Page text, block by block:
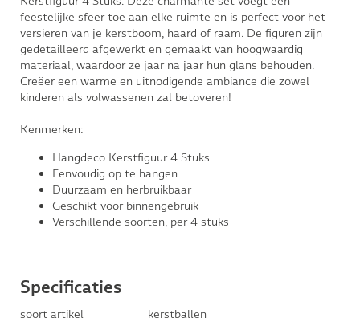
feestelijke sfeer toe aan elke ruimte en is perfect voor het
versieren van je kerstboom, haard of raam. De figuren zijn
gedetailleerd afgewerkt en gemaakt van hoogwaardig
materiaal, waardoor ze jaar na jaar hun glans behouden.
Creëer een warme en uitnodigende ambiance die zowel
kinderen als volwassenen zal betoveren!
Kenmerken:
Hangdeco Kerstfiguur 4 Stuks
Eenvoudig op te hangen
Duurzaam en herbruikbaar
Geschikt voor binnengebruik
Verschillende soorten, per 4 stuks
Specificaties
soort artikel
kerstballen